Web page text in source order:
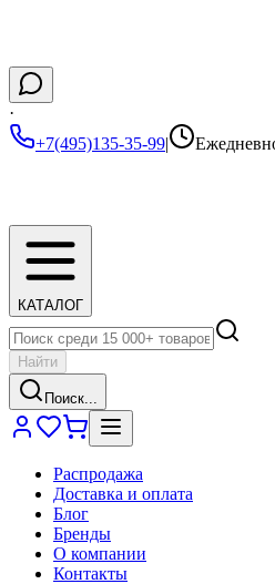
·
+7(495)135-35-99|
КАТАЛОГ
Найти
Поиск...
Распродажа
Доставка и оплата
Блог
Бренды
О компании
Контакты